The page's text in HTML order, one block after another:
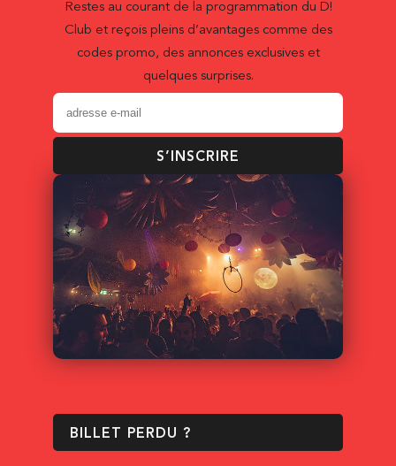
Restes au courant de la programmation du D!
Club et reçois pleins d’avantages comme des
codes promo, des annonces exclusives et
quelques surprises.
S’INSCRIRE
BILLET PERDU ?